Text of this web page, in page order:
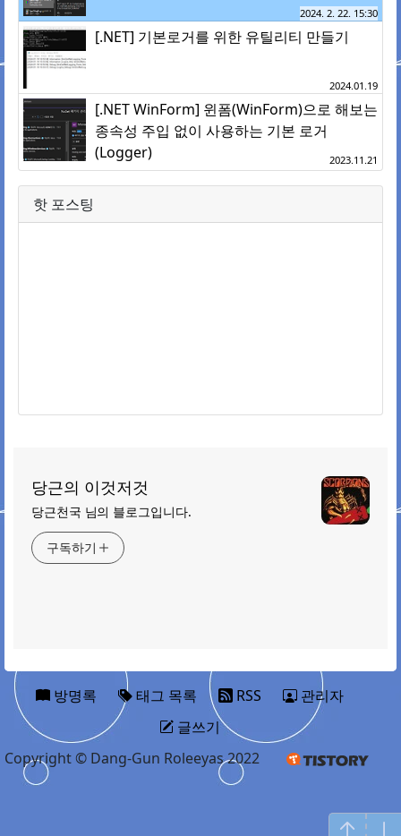
2024. 2. 22. 15:30
[.NET] 기본로거를 위한 유틸리티 만들기
2024.01.19
[.NET WinForm] 윈폼(WinForm)으로 해보는
종속성 주입 없이 사용하는 기본 로거
(Logger)
2023.11.21
핫 포스팅
당근의 이것저것
당근천국 님의 블로그입니다.
구독하기
방명록 태그 목록 RSS
관리자
글쓰기
Copyright © Dang-Gun Roleeyas 2022